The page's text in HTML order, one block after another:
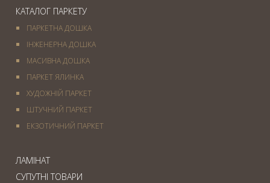
КАТАЛОГ ПАРКЕТУ
ПАРКЕТНА ДОШКА
ІНЖЕНЕРНА ДОШКА
МАСИВНА ДОШКА
ПАРКЕТ ЯЛИНКА
ХУДОЖНІЙ ПАРКЕТ
ШТУЧНИЙ ПАРКЕТ
ЕКЗОТИЧНИЙ ПАРКЕТ
ЛАМІНАТ
СУПУТНІ ТОВАРИ